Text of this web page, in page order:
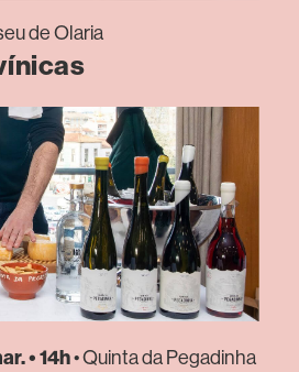
de Olaria
• 14h• Quinta da Pegadinha